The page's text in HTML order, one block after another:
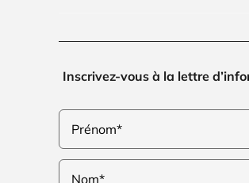
Inscrivez-vous à la lettre